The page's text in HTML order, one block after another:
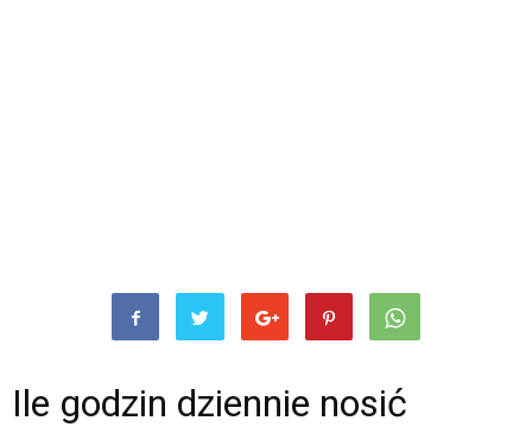
Ile godzin dziennie nosić